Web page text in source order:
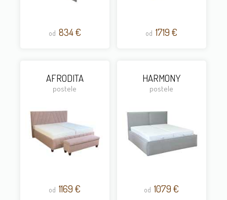
od 834 € od 1719 €
AFRODITA
postele
od 1169 €
HARMONY
postele
od 1079 €